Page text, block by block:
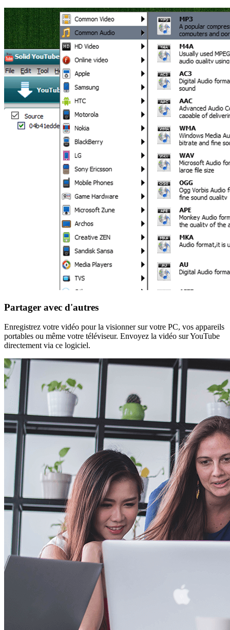
Partager avec d'autres
Enregistrez votre vidéo pour la visionner sur votre PC, vos appareils
portables ou même votre téléviseur. Envoyez la vidéo sur YouTube
directement via ce logiciel.